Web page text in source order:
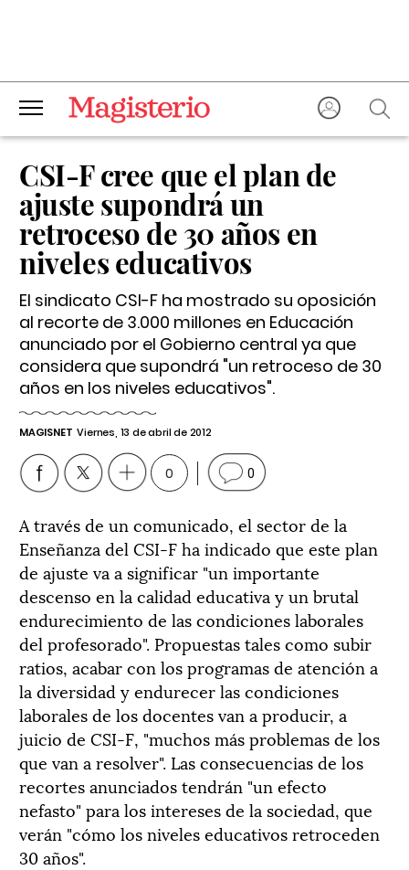
CSI-F cree que el plan de
ajuste supondrá un
retroceso de 30 años en
niveles educativos
El sindicato CSI-F ha mostrado su oposición
al recorte de 3.000 millones en Educación
anunciado por el Gobierno central ya que
considera que supondrá "un retroceso de 30
años en los niveles educativos".
MAGISNET Viernes, 13 de abril de 2012
0 0
A través de un comunicado, el sector de la
Enseñanza del CSI-F ha indicado que este plan
de ajuste va a significar "un importante
descenso en la calidad educativa y un brutal
endurecimiento de las condiciones laborales
del profesorado". Propuestas tales como subir
ratios, acabar con los programas de atención a
la diversidad y endurecer las condiciones
laborales de los docentes van a producir, a
juicio de CSI-F, "muchos más problemas de los
que van a resolver". Las consecuencias de los
recortes anunciados tendrán "un efecto
nefasto" para los intereses de la sociedad, que
verán "cómo los niveles educativos retroceden
30 años".